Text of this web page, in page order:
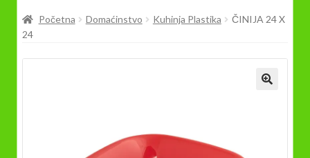
Prodavnica
Početna Domaćinstvo Kuhinja Plastika
ČINIJA 24 X
24